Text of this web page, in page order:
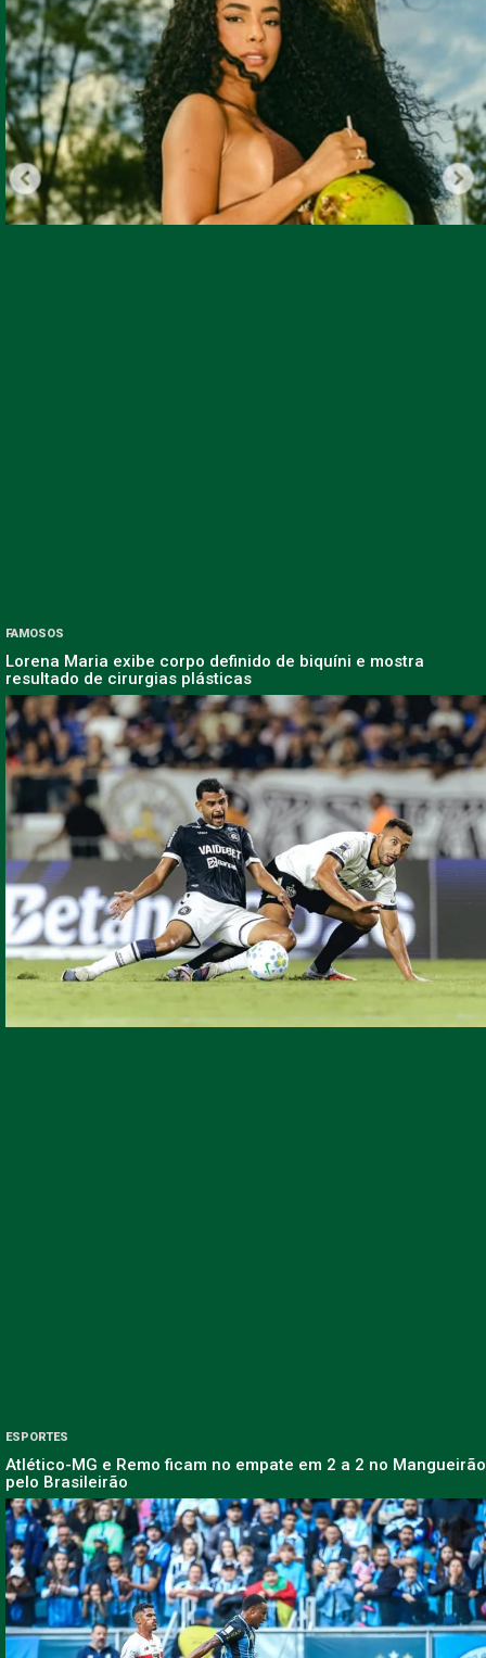
FAMOSOS
Lorena Maria exibe corpo definido de biquíni e mostra
resultado de cirurgias plásticas
ESPORTES
Atlético-MG e Remo ficam no empate em 2 a 2 no Mangueirão
pelo Brasileirão